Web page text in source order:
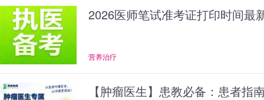
2026医师笔试准考证打印时间最
营养治疗
【肿瘤医生】患教必备：患者指